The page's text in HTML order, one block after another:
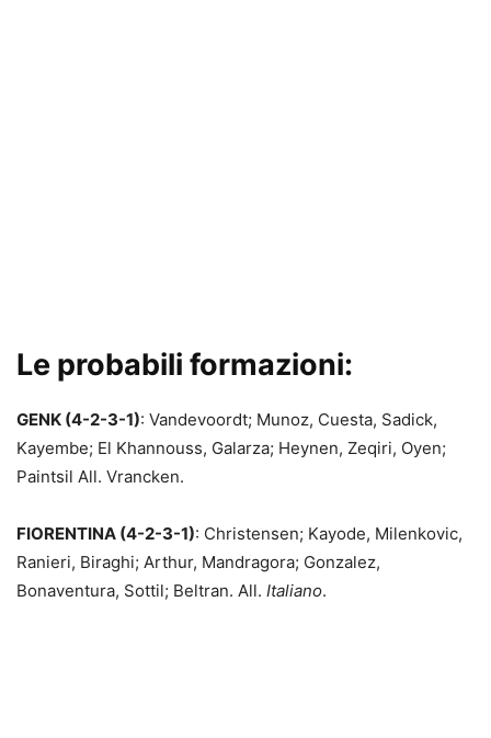
Le probabili formazioni:
GENK (4-2-3-1): Vandevoordt; Munoz, Cuesta, Sadick,
Kayembe; El Khannouss, Galarza; Heynen, Zeqiri, Oyen;
Paintsil All. Vrancken.
FIORENTINA (4-2-3-1): Christensen; Kayode, Milenkovic,
Ranieri, Biraghi; Arthur, Mandragora; Gonzalez,
Bonaventura, Sottil; Beltran. All. Italiano.